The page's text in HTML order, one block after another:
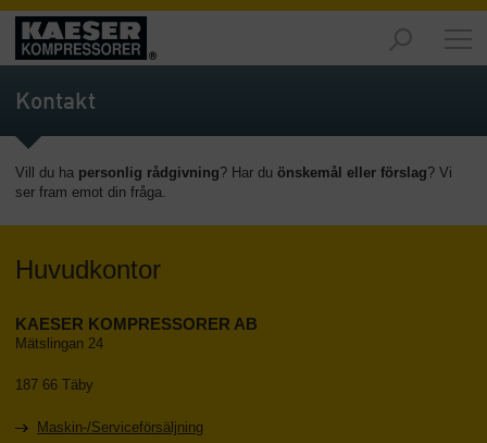
Marknader
-
Översikt
-
Översikt
-
Service
Översikt
Företaget
Kontakt
Vill du ha personlig rådgivning? Har du önskemål eller förslag? Vi
ser fram emot din fråga.
Huvudkontor
KAESER KOMPRESSORER AB
Mätslingan 24
187 66 Täby
Maskin-/Serviceförsäljning